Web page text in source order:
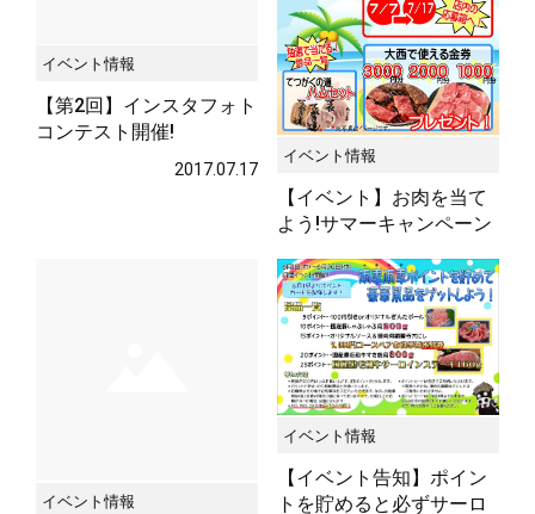
イベント情報
【第2回】インスタフォト
コンテスト開催!
2017.07.17
イベント情報
【イベント】お肉を当て
よう!サマーキャンペーン
2017.07.07
イベント情報
イベント情報
【イベント告知】ポイン
トを貯めると必ずサーロ